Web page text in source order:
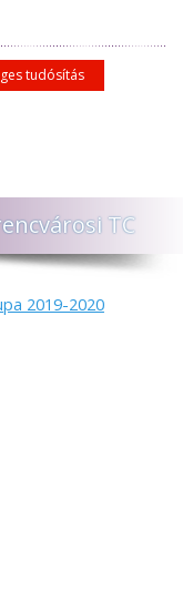
tudósítás
TC
2019-2020